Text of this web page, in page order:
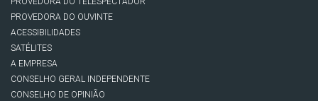
PROVEDORA DO OUVINTE
ACESSIBILIDADES
SATÉLITES
A EMPRESA
CONSELHO GERAL INDEPENDENTE
CONSELHO DE OPINIÃO